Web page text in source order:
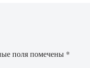
поля помечены *